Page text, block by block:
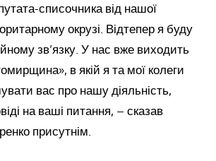
списочника від нашої
окрузі. Відтепер я буду
зв’язку. У нас вже виходить
в якій я та мої колеги
вас про нашу діяльність,
на ваші питання, – сказав
присутнім.